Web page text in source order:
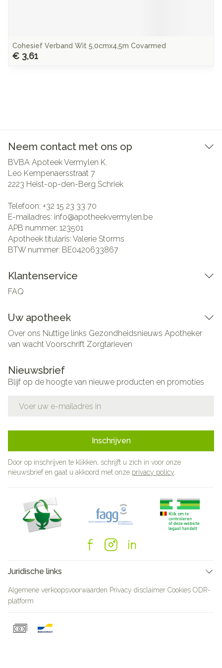
Cohesief Verband Wit 5,0cmx4,5m Covarmed
€ 3,61
Neem contact met ons op
BVBA Apoteek Vermylen K.
Leo Kempenaersstraat 7
2223 Heist-op-den-Berg Schriek
Telefoon: +32 15 23 33 70
E-mailadres: info@apotheekvermylen.be
APB nummer: 123501
Apotheek titularis: Valerie Storms
BTW nummer: BE0420633867
Klantenservice
FAQ
Uw apotheek
Over ons Nuttige links Gezondheidsnieuws Apotheker
van wachtVoorschrift Zorgtarieven
Nieuwsbrief
Blijf op de hoogte van nieuwe producten en promoties
Inschrijven
Door op inschrijven te klikken, schrijft u zich in voor onze
nieuwsbrief en gaat u akkoord met onze privacy policy
Juridische links
Algemene verkoopsvoorwaarden Privacy disclaimer Cookies ODR-
platform